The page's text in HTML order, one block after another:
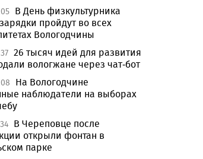
В День физкультурника
пройдут во всех
Вологодчины
26 тысяч идей для развития
вологжане через чат-бот
На Вологодчине
наблюдатели на выборах
В Череповце после
открыли фонтан в
парке